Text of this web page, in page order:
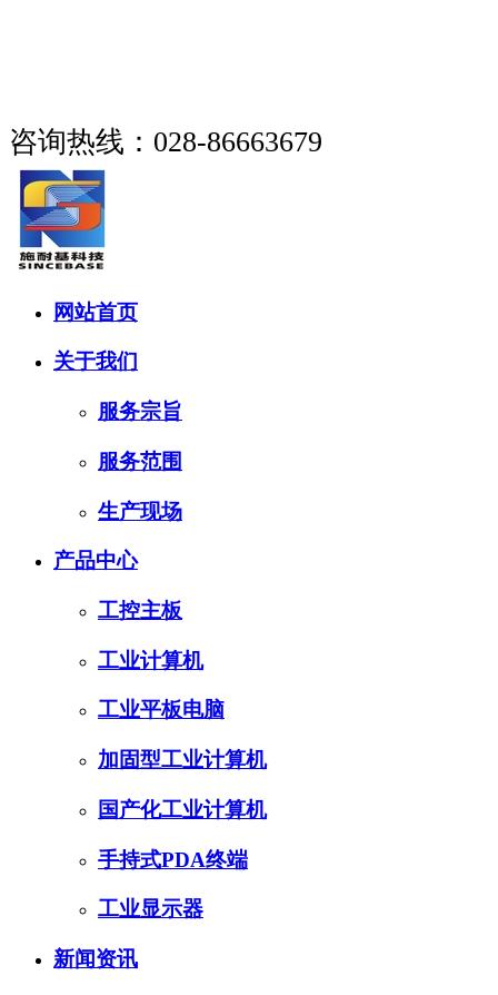
咨询热线：028-86663679
网站首页
关于我们
服务宗旨
服务范围
生产现场
产品中心
工控主板
工业计算机
工业平板电脑
加固型工业计算机
国产化工业计算机
手持式PDA终端
工业显示器
新闻资讯